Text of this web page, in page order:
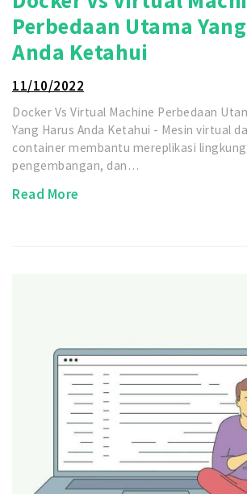
Perbedaan Utama
Anda Ketahui
11/10/2022
Docker Vs Virtual Machine Perbedaan
Yang Harus Anda Ketahui - Mesin virtual
container membantu mereplikasi
pengembangan, dan…
Read More